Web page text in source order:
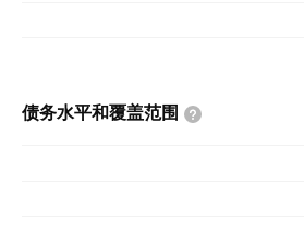
债务水平和覆盖范围